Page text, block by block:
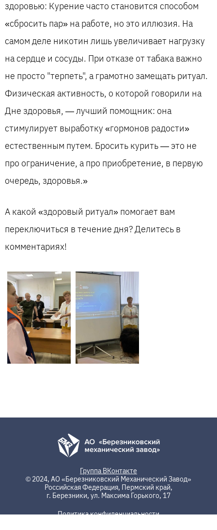
здоровью: Курение часто становится способом
«сбросить пар» на работе, но это иллюзия. На
самом деле никотин лишь увеличивает нагрузку
на сердце и сосуды. При отказе от табака важно
не просто "терпеть", а грамотно замещать ритуал.
Физическая активность, о которой говорили на
Дне здоровья, — лучший помощник: она
стимулирует выработку «гормонов радости»
естественным путем. Бросить курить — это не
про ограничение, а про приобретение, в первую
очередь, здоровья.»
А какой «здоровый ритуал» помогает вам
переключиться в течение дня? Делитесь в
комментариях!
Группа ВКонтакте
© 2024, АО «Березниковский Механический Завод»
Российская Федерация, Пермский край,
г. Березники, ул. Максима Горького, 17
Политика конфиденциальности